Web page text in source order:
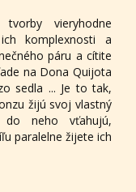
vieryhodne
komplexnosti a
páru a cítite
na Dona Quijota
sedla ... Je to tak,
žijú svoj vlastný
neho vťahujú,
paralelne žijete ich